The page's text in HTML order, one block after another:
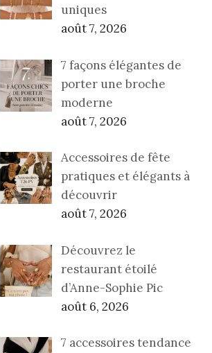
uniques
août 7, 2026
7 façons élégantes de
porter une broche
moderne
août 7, 2026
Accessoires de fête
pratiques et élégants à
découvrir
août 7, 2026
Découvrez le
restaurant étoilé
d’Anne-Sophie Pic
août 6, 2026
7 accessoires tendance